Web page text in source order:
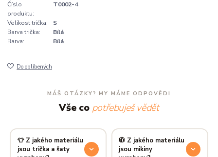
Číslo
produktu:
T0002-4
Velikost trička:
S
Barva trička:
Bílá
Barva:
Bílá
Do oblíbených
MÁŠ OTÁZKY? MY MÁME ODPOVĚDI
Vše co potřebuješ vědět
👕 Z jakého materiálu
jsou trička a šaty
🧥 Z jakého materiálu
jsou mikiny